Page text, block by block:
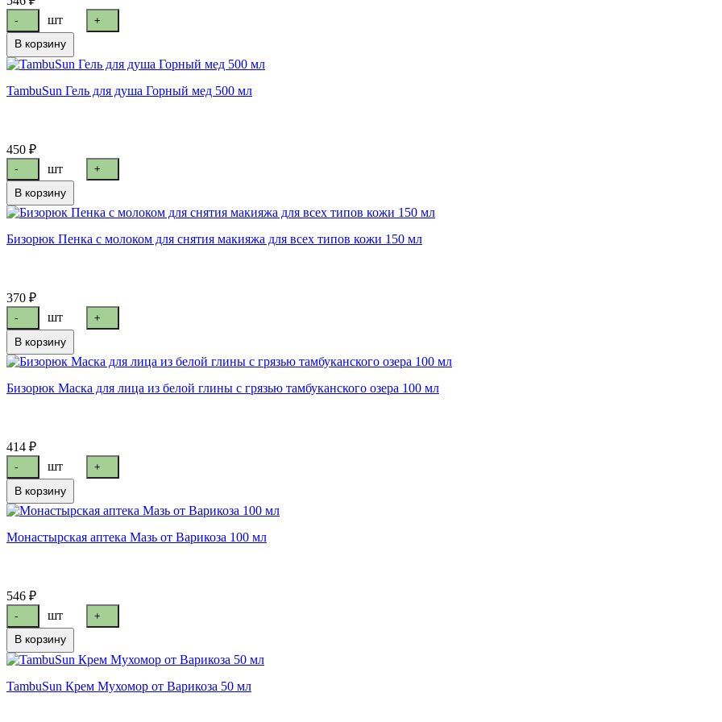
- шт +
В корзину
TambuSun Гель для душа Горный мед 500 мл
450 ₽
- шт +
В корзину
Бизорюк Пенка с молоком для снятия макияжа для всех типов кожи 150 мл
370 ₽
- шт +
В корзину
Бизорюк Маска для лица из белой глины с грязью тамбуканского озера 100 мл
414 ₽
- шт +
В корзину
Монастырская аптека Мазь от Варикоза 100 мл
546 ₽
- шт +
В корзину
TambuSun Крем Мухомор от Варикоза 50 мл